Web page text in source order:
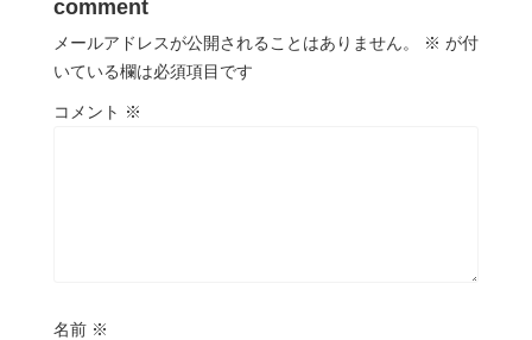
comment
メールアドレスが公開されることはありません。 ※ が付
いている欄は必須項目です
コメント ※
名前 ※